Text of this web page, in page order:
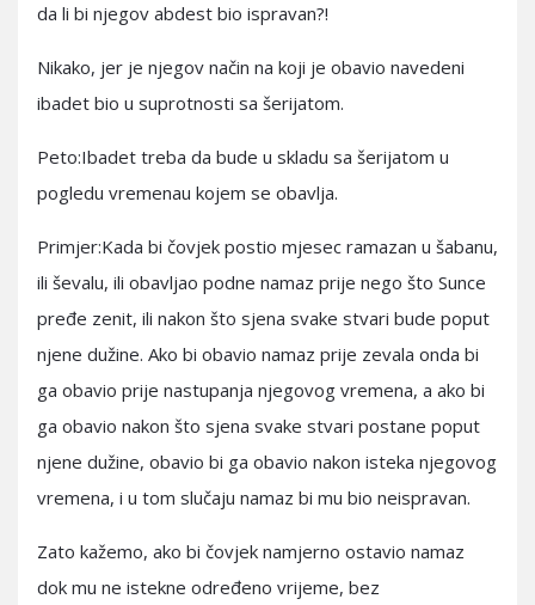
da li bi njegov abdest bio ispravan?!
Nikako, jer je njegov način na koji je obavio navedeni
ibadet bio u suprotnosti sa šerijatom.
Peto:Ibadet treba da bude u skladu sa šerijatom u
pogledu vremenau kojem se obavlja.
Primjer:Kada bi čovjek postio mjesec ramazan u šabanu,
ili ševalu, ili obavljao podne namaz prije nego što Sunce
pređe zenit, ili nakon što sjena svake stvari bude poput
njene dužine. Ako bi obavio namaz prije zevala onda bi
ga obavio prije nastupanja njegovog vremena, a ako bi
ga obavio nakon što sjena svake stvari postane poput
njene dužine, obavio bi ga obavio nakon isteka njegovog
vremena, i u tom slučaju namaz bi mu bio neispravan.
Zato kažemo, ako bi čovjek namjerno ostavio namaz
dok mu ne istekne određeno vrijeme, bez